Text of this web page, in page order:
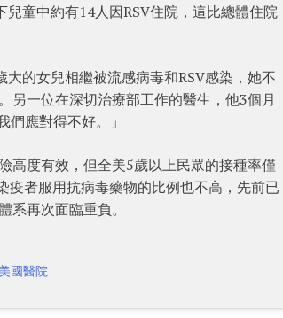
童中約有14人因RSV住院，這比總體住院
的女兒相繼被流感病毒和RSV感染，她不
另一位在深切治療部工作的醫生，他3個月
應對得不好。」
高度有效，但全美5歲以上民眾的接種率僅
疫者服用抗病毒藥物的比例也不高，先前已
再次面臨重負。
美國醫院